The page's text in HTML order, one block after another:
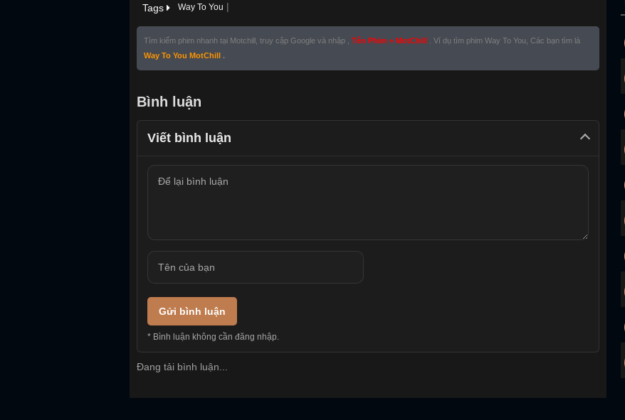
Tags Way To You |
Tìm kiếm phim nhanh tại Motchill, truy cập Google và nhập , Tên Phim + MotChill
. Ví dụ tìm phim Way To You, Các bạn tìm là
Way To You MotChill .
Bình luận
Viết bình luận
Gửi bình luận
* Bình luận không cần đăng nhập.
Đang tải bình luận...